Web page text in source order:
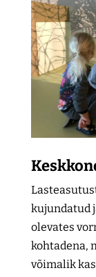
kujundatud
olevates
kohtadena,
võimalik